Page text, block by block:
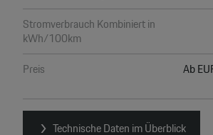
Stromverbrauch Kombiniert in
kWh/100km
Preis
Ab
Technische Daten im Überblick